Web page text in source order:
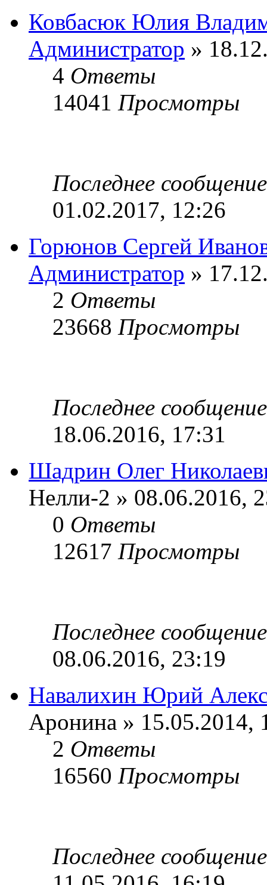
Ковбасюк Юлия
Администратор »
4 Ответы
14041 Просмотры
Последнее
01.02.2017, 12:26
Горюнов Сергей
Администратор »
2 Ответы
23668 Просмотры
Последнее
18.06.2016, 17:31
Шадрин Олег
Нелли-2 » 08.06.2016,
0 Ответы
12617 Просмотры
Последнее
08.06.2016, 23:19
Навалихин Юрий
Аронина » 15.05.2014,
2 Ответы
16560 Просмотры
Последнее